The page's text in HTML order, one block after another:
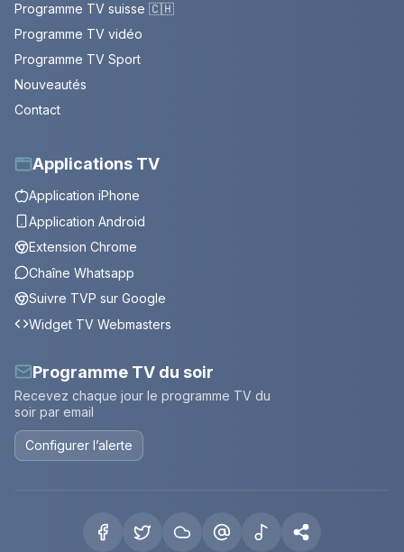
Programme TV suisse 🇨🇭
Programme TV vidéo
Programme TV Sport
Nouveautés
Contact
Applications TV
Application iPhone
Application Android
Extension Chrome
Chaîne Whatsapp
Suivre TVP sur Google
Widget TV Webmasters
Programme TV du soir
Recevez chaque jour le programme TV du
soir par email
Configurer l’alerte